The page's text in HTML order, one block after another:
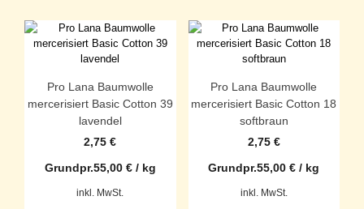
Pro Lana Baumwolle
mercerisiert Basic Cotton 39
lavendel
2,75€
Grundpr.55,00 €/ kg
inkl. MwSt.
Pro Lana Baumwolle
mercerisiert Basic Cotton 18
softbraun
2,75 €
Grundpr.55,00€ / kg
inkl. MwSt.